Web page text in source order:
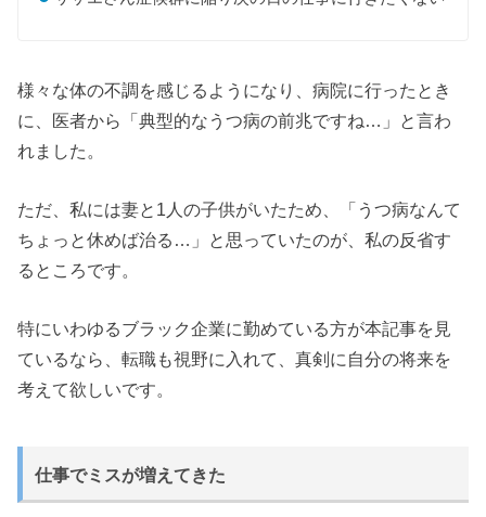
様々な体の不調を感じるようになり、病院に行ったとき
に、医者から「典型的なうつ病の前兆ですね…」と言わ
れました。
ただ、私には妻と1人の子供がいたため、「うつ病なんて
ちょっと休めば治る…」と思っていたのが、私の反省す
るところです。
特にいわゆるブラック企業に勤めている方が本記事を見
ているなら、転職も視野に入れて、真剣に自分の将来を
考えて欲しいです。
仕事でミスが増えてきた